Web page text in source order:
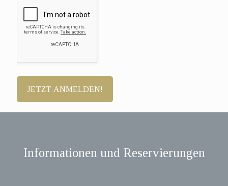
Informationen und Reservierungen